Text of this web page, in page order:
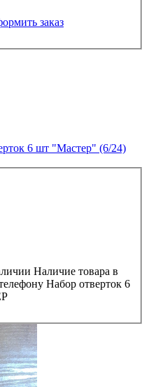
заказ
6 шт "Мастер" (6/24)
Наличие товара в
Набор отверток 6